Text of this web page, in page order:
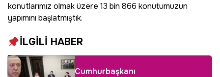
konutlarımız olmak üzere 13 bin 866 konutumuzun
yapımını başlatmıştık.
İLGİLİ HABER
Cumhurbaşkanı